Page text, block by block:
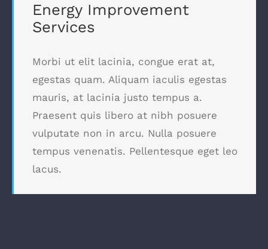
Energy Improvement
Services
Morbi ut elit lacinia, congue erat at,
egestas quam. Aliquam iaculis egestas
mauris, at lacinia justo tempus a.
Praesent quis libero at nibh posuere
vulputate non in arcu. Nulla posuere
tempus venenatis. Pellentesque eget leo
lacus.